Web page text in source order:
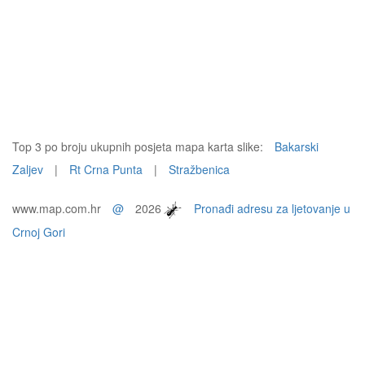
Top 3 po broju ukupnih posjeta mapa karta slike:
Bakarski
Zaljev
| Rt Crna Punta | Stražbenica
www.map.com.hr @ 2026
Pronađi adresu za ljetovanje u
Crnoj Gori